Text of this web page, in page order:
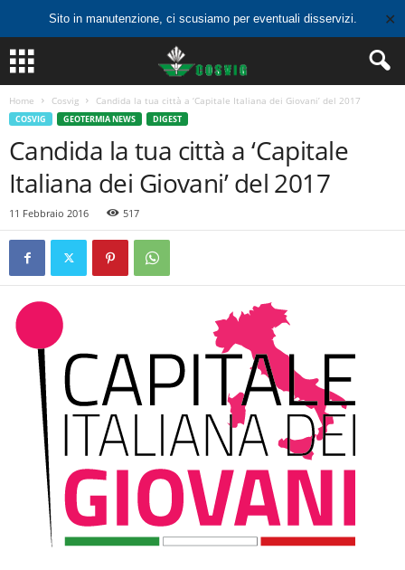
Sito in manutenzione, ci scusiamo per eventuali disservizi. ✕
Home Cosvig Candida la tua città a ‘Capitale Italiana dei Giovani’ del 2017
COSVIG GEOTERMIA NEWS DIGEST
Candida la tua città a ‘Capitale
Italiana dei Giovani’ del 2017
11 Febbraio 2016 517